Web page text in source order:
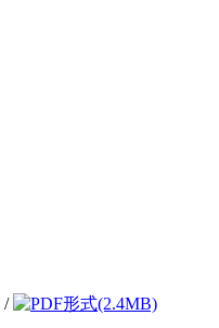
/ (2.4MB)